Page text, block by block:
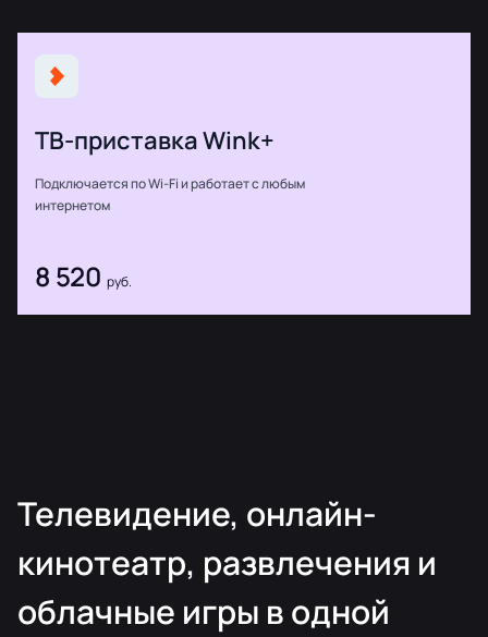
ТВ-приставка Wink+
Подключается по Wi-Fi и работает с любым
интернетом
8 520 руб.
Телевидение, онлайн-
кинотеатр, развлечения и
облачные игры в одной